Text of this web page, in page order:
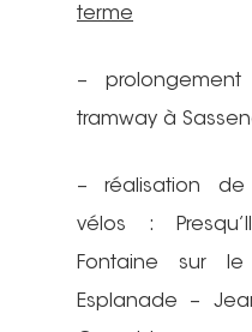
terme
–
tramway à
– réalisation de
vélos :
Fontaine sur
Esplanade –